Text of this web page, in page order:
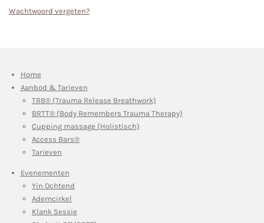
Wachtwoord vergeten?
Home
Aanbod & Tarieven
TRB® (Trauma Release Breathwork)
BRTT® (Body Remembers Trauma Therapy)
Cupping massage (Holistisch)
Access Bars®
Tarieven
Evenementen
Yin Ochtend
Ademcirkel
Klank Sessie